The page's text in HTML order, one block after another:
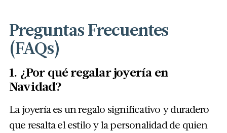
Preguntas Frecuentes
(FAQs)
1. ¿Por qué regalar joyería en
Navidad?
La joyería es un regalo significativo y duradero
que resalta el estilo y la personalidad de quien